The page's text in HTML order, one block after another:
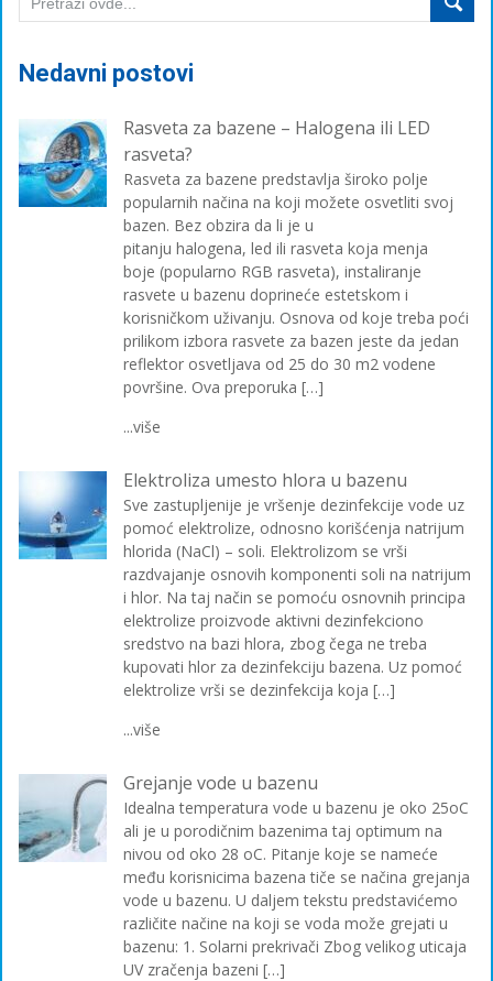
Nedavni postovi
Rasveta za bazene – Halogena ili LED
rasveta?
Rasveta za bazene predstavlja široko polje
popularnih načina na koji možete osvetliti svoj
bazen. Bez obzira da li je u
pitanju halogena, led ili rasveta koja menja
boje (popularno RGB rasveta), instaliranje
rasvete u bazenu doprineće estetskom i
korisničkom uživanju. Osnova od koje treba poći
prilikom izbora rasvete za bazen jeste da jedan
reflektor osvetljava od 25 do 30 m2 vodene
površine. Ova preporuka […]
...više
Elektroliza umesto hlora u bazenu
Sve zastupljenije je vršenje dezinfekcije vode uz
pomoć elektrolize, odnosno korišćenja natrijum
hlorida (NaCl) – soli. Elektrolizom se vrši
razdvajanje osnovih komponenti soli na natrijum
i hlor. Na taj način se pomoću osnovnih principa
elektrolize proizvode aktivni dezinfekciono
sredstvo na bazi hlora, zbog čega ne treba
kupovati hlor za dezinfekciju bazena. Uz pomoć
elektrolize vrši se dezinfekcija koja […]
...više
Grejanje vode u bazenu
Idealna temperatura vode u bazenu je oko 25oC
ali je u porodičnim bazenima taj optimum na
nivou od oko 28 oC. Pitanje koje se nameće
među korisnicima bazena tiče se načina grejanja
vode u bazenu. U daljem tekstu predstavićemo
različite načine na koji se voda može grejati u
bazenu: 1. Solarni prekrivači Zbog velikog uticaja
UV zračenja bazeni […]